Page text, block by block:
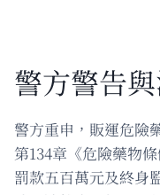
警方警告
警方重申，販運危險
第134章《危險藥物
罰款五百萬元及終身